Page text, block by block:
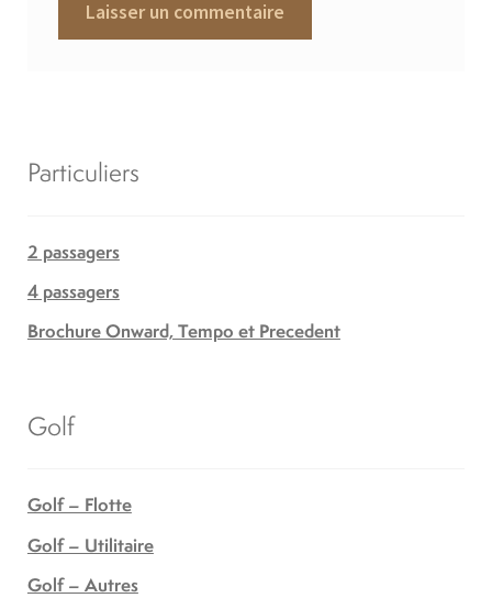
Particuliers
2 passagers
4 passagers
Brochure Onward, Tempo et Precedent
Golf
Golf – Flotte
Golf – Utilitaire
Golf – Autres